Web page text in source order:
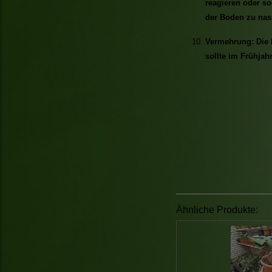
reagieren oder
der Boden zu
Vermehrung: Die
sollte im
Ähnliche Produkte: